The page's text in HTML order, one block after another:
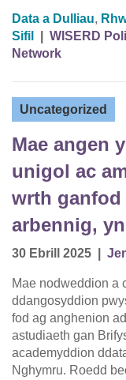
Data a Dulliau,
Sifil
WISERD
Network
Uncategorized
Mae angen
unigol ac
wrth
arbennig,
30 Ebrill 2025
Mae nodweddion a
ddangosyddion
fod ag anghenion
astudiaeth gan
academyddion
Nghymru. Roedd